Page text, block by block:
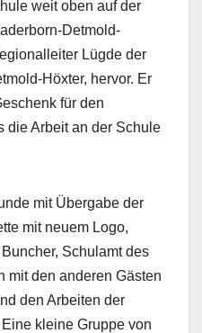
weit oben auf der
Detmold-
Lügde der
Höxter, hervor. Er
für den
die Arbeit an der Schule
mit Übergabe der
mit neuem Logo,
Schulamt des
mit den anderen Gästen
den Arbeiten der
kleine Gruppe von